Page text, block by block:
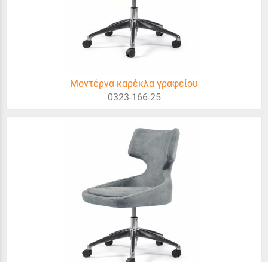
Μοντέρνα καρέκλα γραφείου
0323-166-25